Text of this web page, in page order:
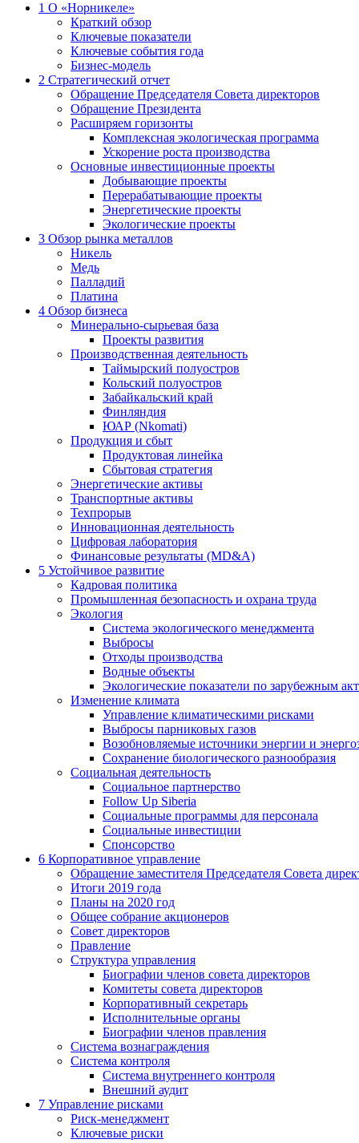
1 О «Норникеле»
Краткий обзор
Ключевые показатели
Ключевые события года
Бизнес-модель
2 Стратегический отчет
Обращение Председателя Совета директоров
Обращение Президента
Расширяем горизонты
Комплексная экологическая программа
Ускорение роста производства
Основные инвестиционные проекты
Добывающие проекты
Перерабатывающие проекты
Энергетические проекты
Экологические проекты
3 Обзор рынка металлов
Никель
Медь
Палладий
Платина
4 Обзор бизнеса
Минерально-сырьевая база
Проекты развития
Производственная деятельность
Таймырский полуостров
Кольский полуостров
Забайкальский край
Финляндия
ЮАР (Nkomati)
Продукция и сбыт
Продуктовая линейка
Сбытовая стратегия
Энергетические активы
Транспортные активы
Техпрорыв
Инновационная деятельность
Цифровая лаборатория
Финансовые результаты (MD&A)
5 Устойчивое развитие
Кадровая политика
Промышленная безопасность и охрана труда
Экология
Система экологического менеджмента
Выбросы
Отходы производства
Водные объекты
Экологические показатели по зарубежным
Изменение климата
Управление климатическими рисками
Выбросы парниковых газов
Возобновляемые источники энергии и
Сохранение биологического разнообразия
Социальная деятельность
Социальное партнерство
Follow Up Siberia
Социальные программы для персонала
Социальные инвестиции
Спонсорство
6 Корпоративное управление
Обращение заместителя Председателя Совета
Итоги 2019 года
Планы на 2020 год
Общее собрание акционеров
Совет директоров
Правление
Структура управления
Биографии членов совета директоров
Комитеты совета директоров
Корпоративный секретарь
Исполнительные органы
Биографии членов правления
Система вознаграждения
Система контроля
Система внутреннего контроля
Внешний аудит
7 Управление рисками
Риск-менеджмент
Ключевые риски